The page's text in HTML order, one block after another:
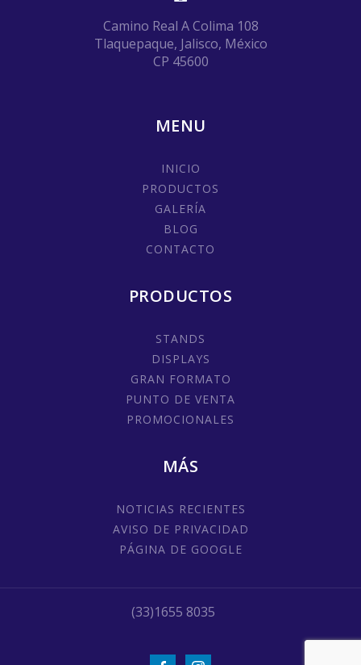
Camino Real A Colima 108
Tlaquepaque, Jalisco, México
CP 45600
MENU
INICIO
PRODUCTOS
GALERÍA
BLOG
CONTACTO
PRODUCTOS
STANDS
DISPLAYS
GRAN FORMATO
PUNTO DE VENTA
PROMOCIONALES
MÁS
NOTICIAS RECIENTES
AVISO DE PRIVACIDAD
PÁGINA DE GOOGLE
(33)1655 8035